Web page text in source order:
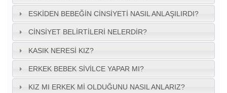
ESKIDEN BEBEĞIN CINSIYETI NASIL ANLAŞILIRDI?
CINSIYET BELIRTILERI NELERDIR?
KASIK NERESI KIZ?
ERKEK BEBEK SIVILCE YAPAR MI?
KIZ MI ERKEK MI OLDUĞUNU NASIL ANLARIZ?